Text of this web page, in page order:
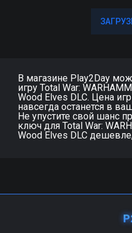
В магазине Play2Day
игру Total War:
Wood Elves DLC. Цена
навсегда останется в
Не упустите свой шанс
ключ для Total War:
Wood Elves DLC